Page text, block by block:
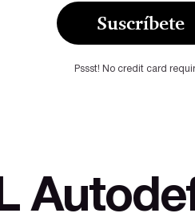
Suscríbete
Pssst! No credit card